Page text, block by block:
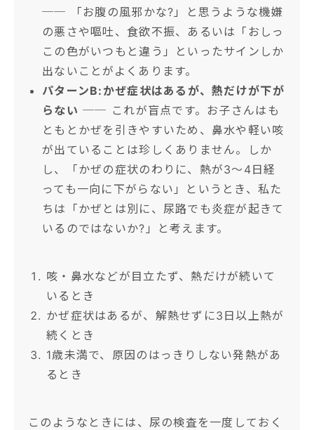
── 「お腹の風邪かな?」と思うような機嫌
の悪さや嘔吐、食欲不振、あるいは「おしっ
この色がいつもと違う」といったサインしか
出ないことがよくあります。
パターンB:かぜ症状はあるが、熱だけが下が
らない ── これが盲点です。お子さんはも
ともとかぜを引きやすいため、鼻水や軽い咳
が出ていることは珍しくありません。しか
し、「かぜの症状のわりに、熱が3〜4日経
っても一向に下がらない」というとき、私た
ちは「かぜとは別に、尿路でも炎症が起きて
いるのではないか?」と考えます。
咳・鼻水などが目立たず、熱だけが続いて
いるとき
かぜ症状はあるが、解熱せずに3日以上熱が
続くとき
1歳未満で、原因のはっきりしない発熱があ
るとき
このようなときには、尿の検査を一度しておく